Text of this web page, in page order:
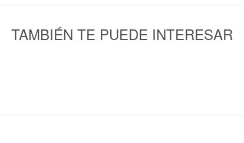
TAMBIÉN TE PUEDE INTERESAR